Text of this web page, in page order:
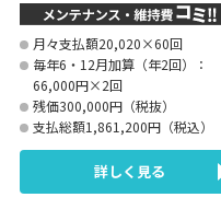
月々支払額20,020×60回
毎年6・12月加算（年2回）：
66,000円×2回
残価300,000円（税抜）
支払総額1,861,200円（税込）
詳しく見る